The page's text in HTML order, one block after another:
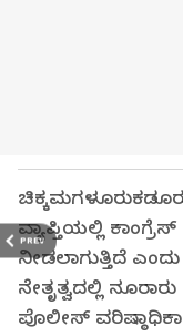
PREV
ವ್ಯಾಪ್ತಿಯಲ್ಲಿ
ನೀಡಲಾಗುತ್ತಿದೆ
ನೇತೃತ್ವದಲ್ಲಿ
ಪೊಲೀಸ್‌